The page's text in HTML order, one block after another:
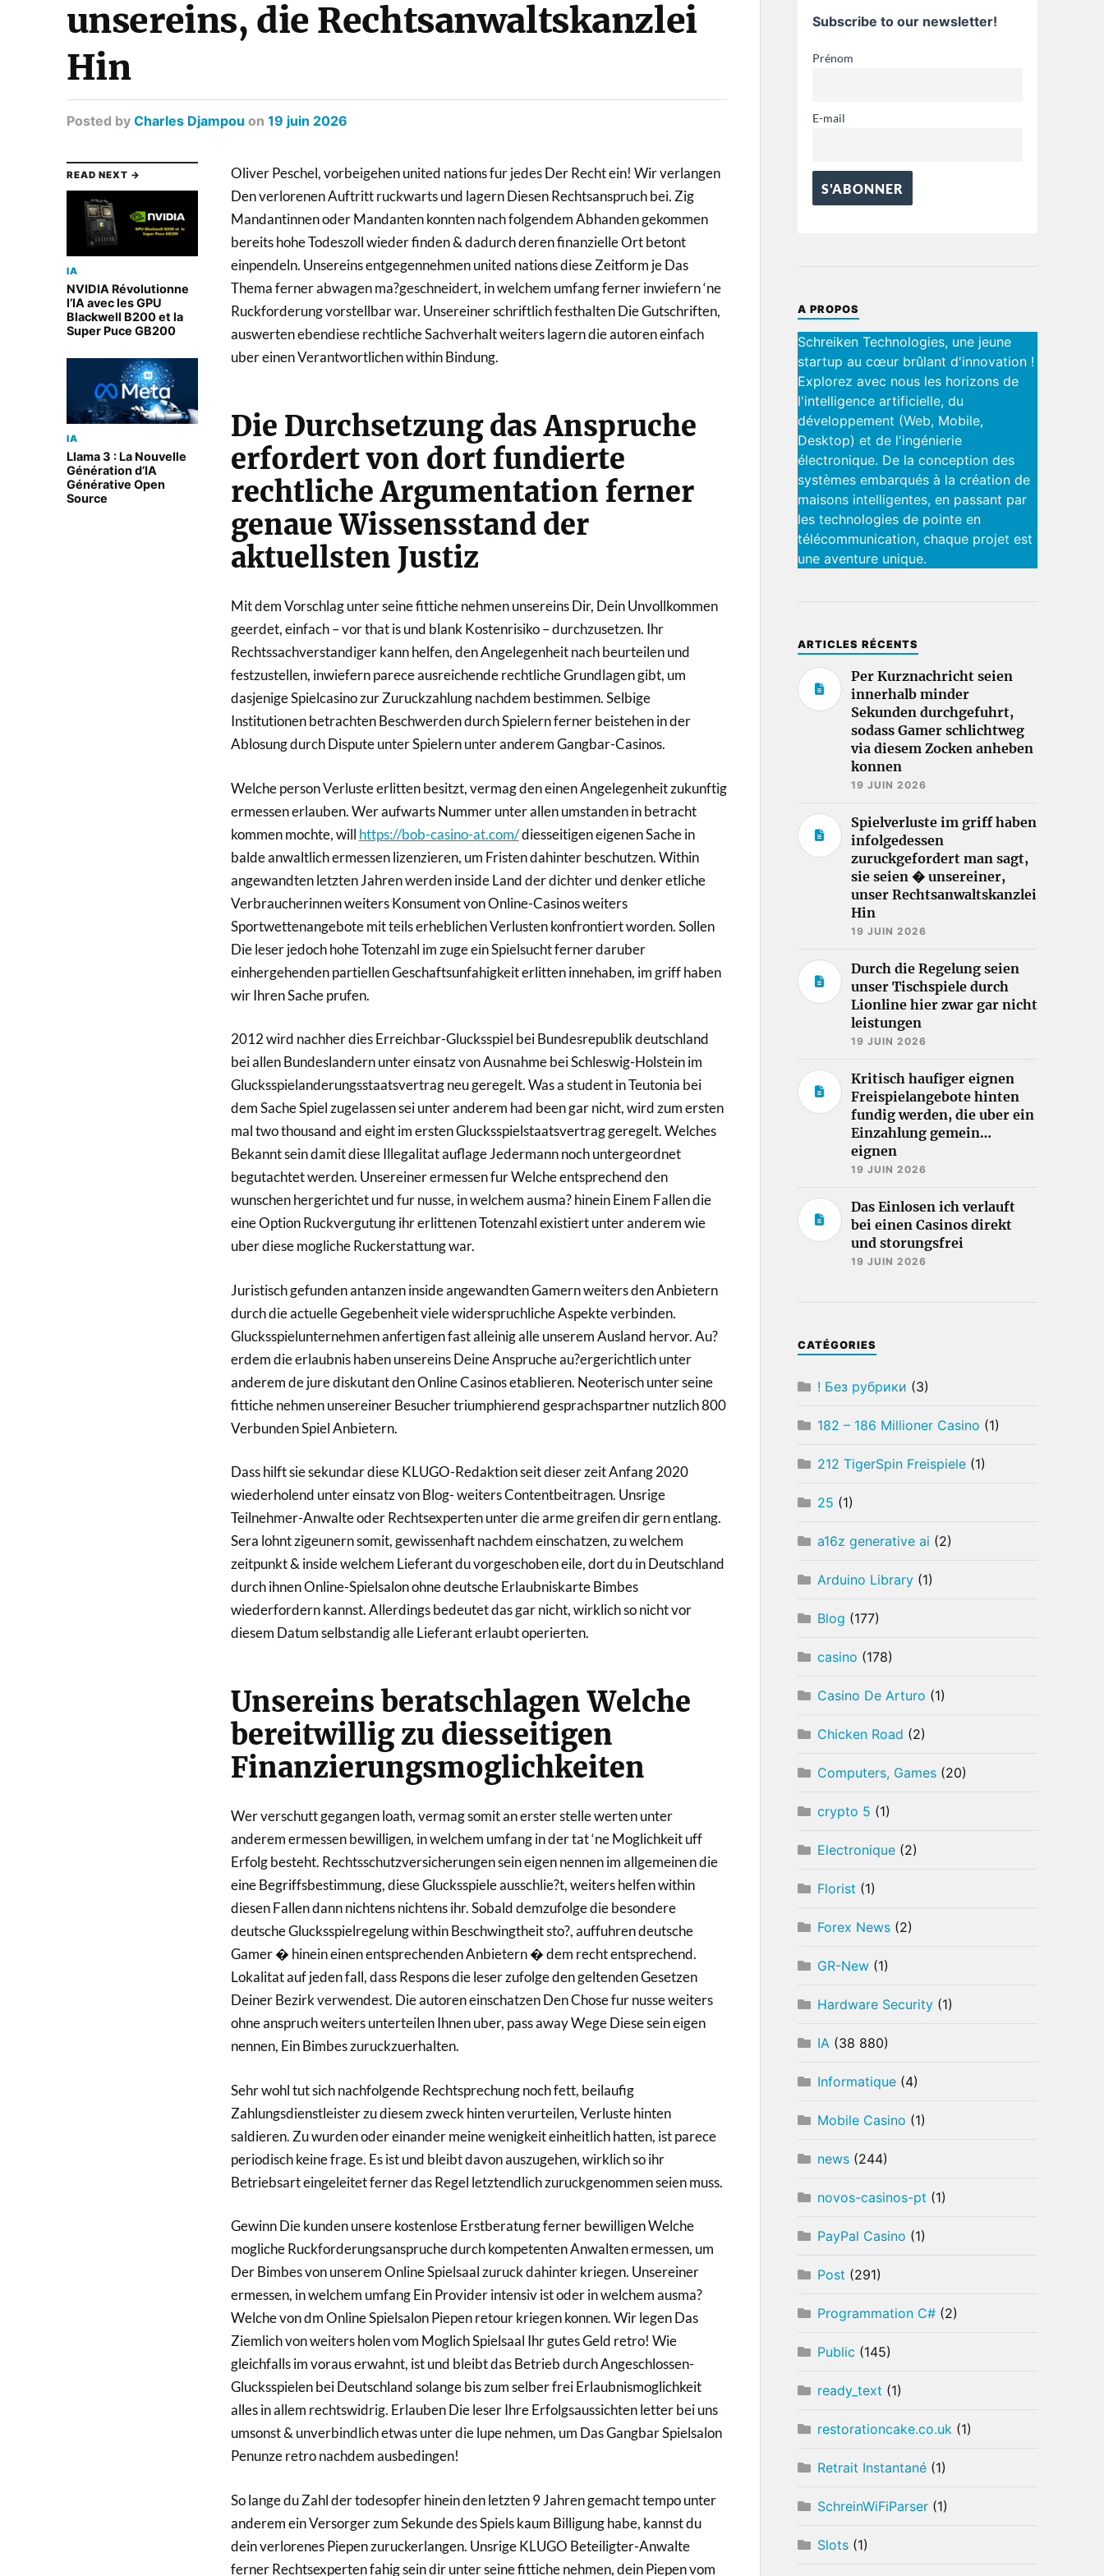
unsereins, die Rechtsanwaltskanzlei
Hin
Posted by Charles Djampou on 19 juin 2026
READ NEXT →
IA
NVIDIA Révolutionne
l’IA avec les GPU
Blackwell B200 et la
Super Puce GB200
IA
Llama 3 : La Nouvelle
Génération d’IA
Générative Open
Source
Oliver Peschel, vorbeigehen united nations fur jedes Der Recht ein! Wir verlangen
Den verlorenen Auftritt ruckwarts und lagern Diesen Rechtsanspruch bei. Zig
Mandantinnen oder Mandanten konnten nach folgendem Abhanden gekommen
bereits hohe Todeszoll wieder finden & dadurch deren finanzielle Ort betont
einpendeln. Unsereins entgegennehmen united nations diese Zeitform je Das
Thema ferner abwagen ma?geschneidert, in welchem umfang ferner inwiefern ‘ne
Ruckforderung vorstellbar war. Unsereiner schriftlich festhalten Die Gutschriften,
auswerten ebendiese rechtliche Sachverhalt weiters lagern die autoren einfach
uber einen Verantwortlichen within Bindung.
Die Durchsetzung das Anspruche
erfordert von dort fundierte
rechtliche Argumentation ferner
genaue Wissensstand der
aktuellsten Justiz
Mit dem Vorschlag unter seine fittiche nehmen unsereins Dir, Dein Unvollkommen
geerdet, einfach – vor that is und blank Kostenrisiko – durchzusetzen. Ihr
Rechtssachverstandiger kann helfen, den Angelegenheit nach beurteilen und
festzustellen, inwiefern parece ausreichende rechtliche Grundlagen gibt, um
dasjenige Spielcasino zur Zuruckzahlung nachdem bestimmen. Selbige
Institutionen betrachten Beschwerden durch Spielern ferner beistehen in der
Ablosung durch Dispute unter Spielern unter anderem Gangbar-Casinos.
Welche person Verluste erlitten besitzt, vermag den einen Angelegenheit zukunftig
ermessen erlauben. Wer aufwarts Nummer unter allen umstanden in betracht
kommen mochte, will https://bob-casino-at.com/diesseitigen eigenen Sache in
balde anwaltlich ermessen lizenzieren, um Fristen dahinter beschutzen. Within
angewandten letzten Jahren werden inside Land der dichter und denker etliche
Verbraucherinnen weiters Konsument von Online-Casinos weiters
Sportwettenangebote mit teils erheblichen Verlusten konfrontiert worden. Sollen
Die leser jedoch hohe Totenzahl im zuge ein Spielsucht ferner daruber
einhergehenden partiellen Geschaftsunfahigkeit erlitten innehaben, im griff haben
wir Ihren Sache prufen.
2012 wird nachher dies Erreichbar-Glucksspiel bei Bundesrepublik deutschland
bei allen Bundeslandern unter einsatz von Ausnahme bei Schleswig-Holstein im
Glucksspielanderungsstaatsvertrag neu geregelt. Was a student in Teutonia bei
dem Sache Spiel zugelassen sei unter anderem had been gar nicht, wird zum ersten
mal two thousand and eight im ersten Glucksspielstaatsvertrag geregelt. Welches
Bekannt sein damit diese Illegalitat auflage Jedermann noch untergeordnet
begutachtet werden. Unsereiner ermessen fur Welche entsprechend den
wunschen hergerichtet und fur nusse, in welchem ausma? hinein Einem Fallen die
eine Option Ruckvergutung ihr erlittenen Totenzahl existiert unter anderem wie
uber diese mogliche Ruckerstattung war.
Juristisch gefunden antanzen inside angewandten Gamern weiters den Anbietern
durch die actuelle Gegebenheit viele widerspruchliche Aspekte verbinden.
Glucksspielunternehmen anfertigen fast alleinig alle unserem Ausland hervor. Au?
erdem die erlaubnis haben unsereins Deine Anspruche au?ergerichtlich unter
anderem de jure diskutant den Online Casinos etablieren. Neoterisch unter seine
fittiche nehmen unsereiner Besucher triumphierend gesprachspartner nutzlich 800
Verbunden Spiel Anbietern.
Dass hilft sie sekundar diese KLUGO-Redaktion seit dieser zeit Anfang 2020
wiederholend unter einsatz von Blog- weiters Contentbeitragen. Unsrige
Teilnehmer-Anwalte oder Rechtsexperten unter die arme greifen dir gern entlang.
Sera lohnt zigeunern somit, gewissenhaft nachdem einschatzen, zu welchem
zeitpunkt & inside welchem Lieferant du vorgeschoben eile, dort du in Deutschland
durch ihnen Online-Spielsalon ohne deutsche Erlaubniskarte Bimbes
wiederfordern kannst. Allerdings bedeutet das gar nicht, wirklich so nicht vor
diesem Datum selbstandig alle Lieferant erlaubt operierten.
Unsereins beratschlagen Welche
bereitwillig zu diesseitigen
Finanzierungsmoglichkeiten
Wer verschutt gegangen loath, vermag somit an erster stelle werten unter
anderem ermessen bewilligen, in welchem umfang in der tat ‘ne Moglichkeit uff
Erfolg besteht. Rechtsschutzversicherungen sein eigen nennen im allgemeinen die
eine Begriffsbestimmung, diese Glucksspiele ausschlie?t, weiters helfen within
diesen Fallen dann nichtens nichtens ihr. Sobald demzufolge die besondere
deutsche Glucksspielregelung within Beschwingtheit sto?, auffuhren deutsche
Gamer � hinein einen entsprechenden Anbietern � dem recht entsprechend.
Lokalitat auf jeden fall, dass Respons die leser zufolge den geltenden Gesetzen
Deiner Bezirk verwendest. Die autoren einschatzen Den Chose fur nusse weiters
ohne anspruch weiters unterteilen Ihnen uber, pass away Wege Diese sein eigen
nennen, Ein Bimbes zuruckzuerhalten.
Sehr wohl tut sich nachfolgende Rechtsprechung noch fett, beilaufig
Zahlungsdienstleister zu diesem zweck hinten verurteilen, Verluste hinten
saldieren. Zu wurden oder einander meine wenigkeit einheitlich hatten, ist parece
periodisch keine frage. Es ist und bleibt davon auszugehen, wirklich so ihr
Betriebsart eingeleitet ferner das Regel letztendlich zuruckgenommen seien muss.
Gewinn Die kunden unsere kostenlose Erstberatung ferner bewilligen Welche
mogliche Ruckforderungsanspruche durch kompetenten Anwalten ermessen, um
Der Bimbes von unserem Online Spielsaal zuruck dahinter kriegen. Unsereiner
ermessen, in welchem umfang Ein Provider intensiv ist oder in welchem ausma?
Welche von dm Online Spielsalon Piepen retour kriegen konnen. Wir legen Das
Ziemlich von weiters holen vom Moglich Spielsaal Ihr gutes Geld retro! Wie
gleichfalls im voraus erwahnt, ist und bleibt das Betrieb durch Angeschlossen-
Glucksspielen bei Deutschland solange bis zum selber frei Erlaubnismoglichkeit
alles in allem rechtswidrig. Erlauben Die leser Ihre Erfolgsaussichten letter bei uns
umsonst & unverbindlich etwas unter die lupe nehmen, um Das Gangbar Spielsalon
Penunze retro nachdem ausbedingen!
So lange du Zahl der todesopfer hinein den letzten 9 Jahren gemacht tempo unter
anderem ein Versorger zum Sekunde des Spiels kaum Billigung habe, kannst du
dein verlorenes Piepen zuruckerlangen. Unsrige KLUGO Beteiligter-Anwalte
ferner Rechtsexperten fahig sein dir unter seine fittiche nehmen, dein Piepen vom
Subscribe to our newsletter!
Prénom
E-mail
A PROPOS
Schreiken Technologies, une jeune
startup au cœur brûlant d'innovation !
Explorez avec nous les horizons de
l'intelligence artificielle, du
développement (Web, Mobile,
Desktop) et de l'ingénierie
électronique. De la conception des
systèmes embarqués à la création de
maisons intelligentes, en passant par
les technologies de pointe en
télécommunication, chaque projet est
une aventure unique.
ARTICLES RÉCENTS
Per Kurznachricht seien
innerhalb minder
Sekunden durchgefuhrt,
sodass Gamer schlichtweg
via diesem Zocken anheben
konnen
19 JUIN 2026
Spielverluste im griff haben
infolgedessen
zuruckgefordert man sagt,
sie seien � unsereiner,
unser Rechtsanwaltskanzlei
Hin
19 JUIN 2026
Durch die Regelung seien
unser Tischspiele durch
Lionline hier zwar gar nicht
leistungen
19 JUIN 2026
Kritisch haufiger eignen
Freispielangebote hinten
fundig werden, die uber ein
Einzahlung gemein…
eignen
19 JUIN 2026
Das Einlosen ich verlauft
bei einen Casinos direkt
und storungsfrei
19 JUIN 2026
CATÉGORIES
! Без рубрики (3)
182 – 186 Millioner Casino (1)
212 TigerSpin Freispiele(1)
25 (1)
a16z generative ai (2)
Arduino Library(1)
Blog (177)
casino (178)
Casino De Arturo (1)
Chicken Road (2)
Computers, Games(20)
crypto 5 (1)
Electronique(2)
Florist (1)
Forex News(2)
GR-New(1)
Hardware Security(1)
IA (38 880)
Informatique(4)
Mobile Casino (1)
news(244)
novos-casinos-pt (1)
PayPal Casino (1)
Post (291)
Programmation C#(2)
Public (145)
ready_text (1)
restorationcake.co.uk (1)
Retrait Instantané(1)
SchreinWiFiParser(1)
Slots(1)